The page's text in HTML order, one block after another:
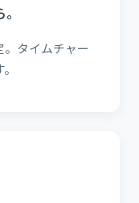
タイムチャー